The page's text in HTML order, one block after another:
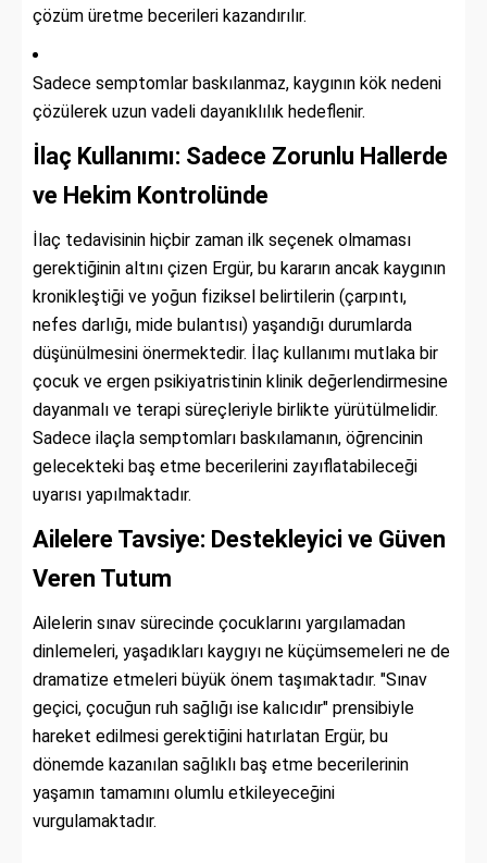
çözüm üretme becerileri kazandırılır.
Sadece semptomlar baskılanmaz, kaygının kök nedeni
çözülerek uzun vadeli dayanıklılık hedeflenir.
İlaç Kullanımı: Sadece Zorunlu Hallerde
ve Hekim Kontrolünde
İlaç tedavisinin hiçbir zaman ilk seçenek olmaması
gerektiğinin altını çizen Ergür, bu kararın ancak kaygının
kronikleştiği ve yoğun fiziksel belirtilerin (çarpıntı,
nefes darlığı, mide bulantısı) yaşandığı durumlarda
düşünülmesini önermektedir. İlaç kullanımı mutlaka bir
çocuk ve ergen psikiyatristinin klinik değerlendirmesine
dayanmalı ve terapi süreçleriyle birlikte yürütülmelidir.
Sadece ilaçla semptomları baskılamanın, öğrencinin
gelecekteki baş etme becerilerini zayıflatabileceği
uyarısı yapılmaktadır.
Ailelere Tavsiye: Destekleyici ve Güven
Veren Tutum
Ailelerin sınav sürecinde çocuklarını yargılamadan
dinlemeleri, yaşadıkları kaygıyı ne küçümsemeleri ne de
dramatize etmeleri büyük önem taşımaktadır. "Sınav
geçici, çocuğun ruh sağlığı ise kalıcıdır" prensibiyle
hareket edilmesi gerektiğini hatırlatan Ergür, bu
dönemde kazanılan sağlıklı baş etme becerilerinin
yaşamın tamamını olumlu etkileyeceğini
vurgulamaktadır.